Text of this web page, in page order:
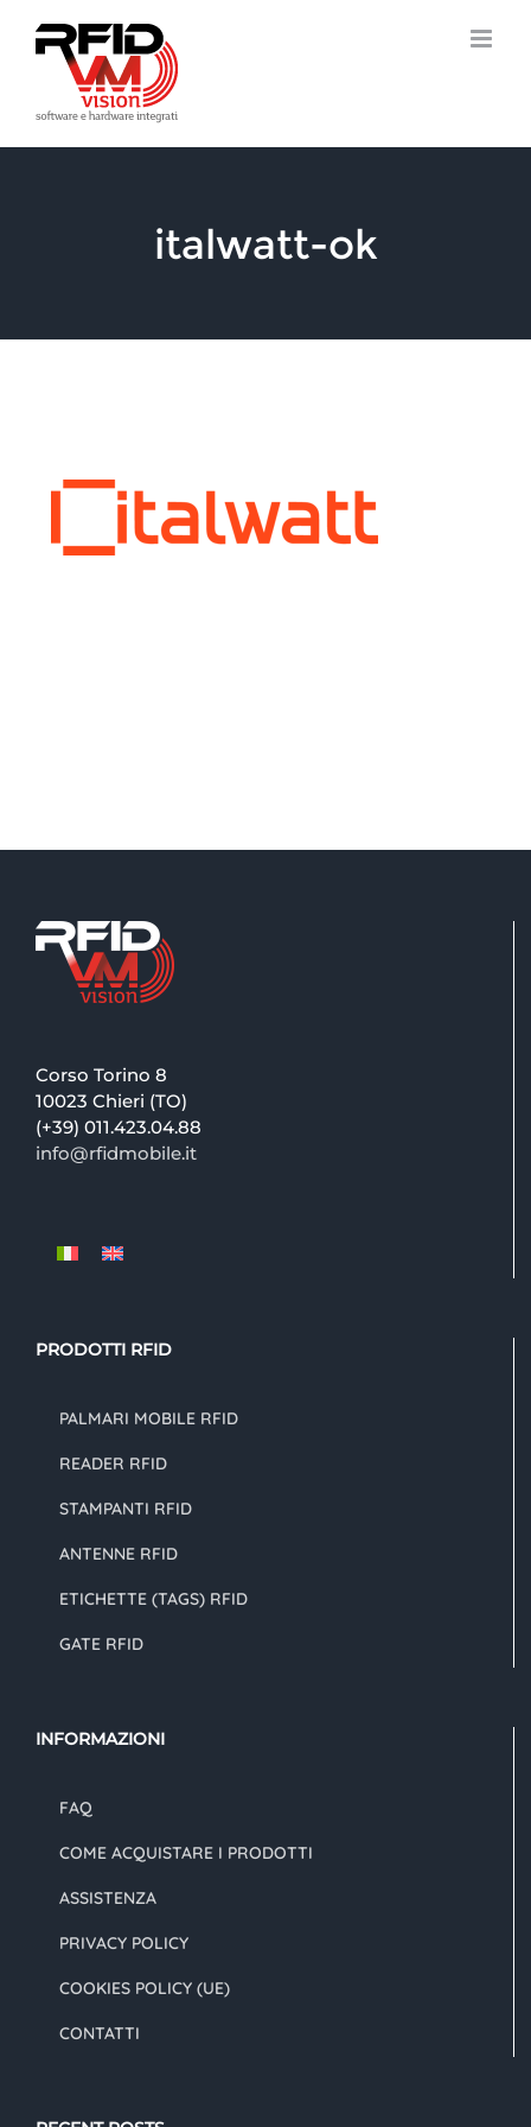
contenuto
italwatt-ok
Corso Torino 8
10023 Chieri (TO)
(+39) 011.423.04.88
info@rfidmobile.it
PRODOTTI RFID
PALMARI MOBILE RFID
READER RFID
STAMPANTI RFID
ANTENNE RFID
ETICHETTE (TAGS) RFID
GATE RFID
INFORMAZIONI
FAQ
COME ACQUISTARE I PRODOTTI
ASSISTENZA
PRIVACY POLICY
COOKIES POLICY (UE)
CONTATTI